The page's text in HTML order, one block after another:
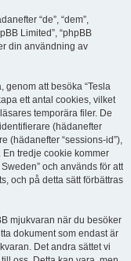
“de”, “dem”,
Limited”, “phpBB
din användning av
genom att besöka “Tesla
ett antal cookies, vilket
temporära filer. De
(hädanefter
(hädanefter “sessions-id”),
tredje cookie kommer
och används för att
och på detta sätt förbättras
mjukvaran när du besöker
dokument som endast är
Det andra sättet vi